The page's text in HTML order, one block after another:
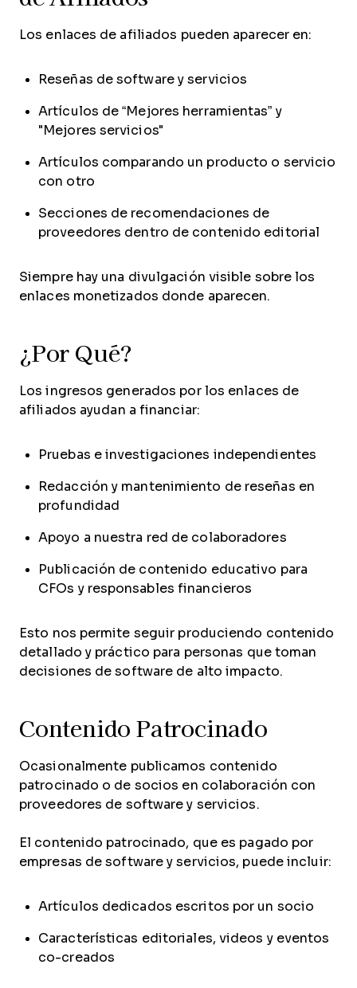
Los enlaces de afiliados pueden aparecer en:
Reseñas de software y servicios
Artículos de “Mejores herramientas” y
"Mejores servicios"
Artículos comparando un producto o servicio
con otro
Secciones de recomendaciones de
proveedores dentro de contenido editorial
Siempre hay una divulgación visible sobre los
enlaces monetizados donde aparecen.
¿Por Qué?
Los ingresos generados por los enlaces de
afiliados ayudan a financiar:
Pruebas e investigaciones independientes
Redacción y mantenimiento de reseñas en
profundidad
Apoyo a nuestra red de colaboradores
Publicación de contenido educativo para
CFOs y responsables financieros
Esto nos permite seguir produciendo contenido
detallado y práctico para personas que toman
decisiones de software de alto impacto.
Contenido Patrocinado
Ocasionalmente publicamos contenido
patrocinado o de socios en colaboración con
proveedores de software y servicios.
El contenido patrocinado, que es pagado por
empresas de software y servicios, puede incluir:
Artículos dedicados escritos por un socio
Características editoriales, videos y eventos
co-creados